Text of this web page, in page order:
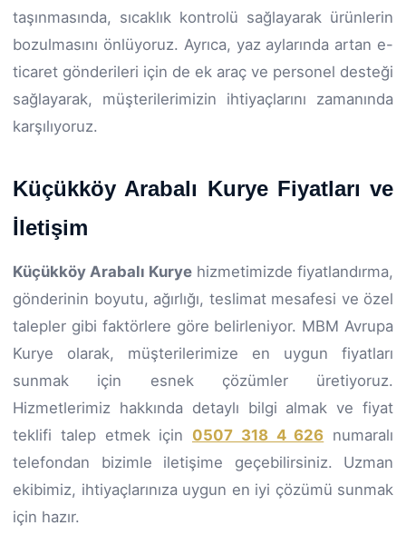
taşınmasında, sıcaklık kontrolü sağlayarak ürünlerin
bozulmasını önlüyoruz. Ayrıca, yaz aylarında artan e-
ticaret gönderileri için de ek araç ve personel desteği
sağlayarak, müşterilerimizin ihtiyaçlarını zamanında
karşılıyoruz.
Küçükköy Arabalı Kurye Fiyatları ve
İletişim
Küçükköy Arabalı Kurye hizmetimizde fiyatlandırma,
gönderinin boyutu, ağırlığı, teslimat mesafesi ve özel
talepler gibi faktörlere göre belirleniyor. MBM Avrupa
Kurye olarak, müşterilerimize en uygun fiyatları
sunmak için esnek çözümler üretiyoruz.
Hizmetlerimiz hakkında detaylı bilgi almak ve fiyat
teklifi talep etmek için 0507 318 4 626 numaralı
telefondan bizimle iletişime geçebilirsiniz. Uzman
ekibimiz, ihtiyaçlarınıza uygun en iyi çözümü sunmak
için hazır.